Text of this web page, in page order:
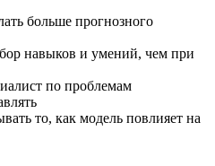
больше прогнозного
навыков и умений, чем при
по проблемам
то, как модель повлияет на